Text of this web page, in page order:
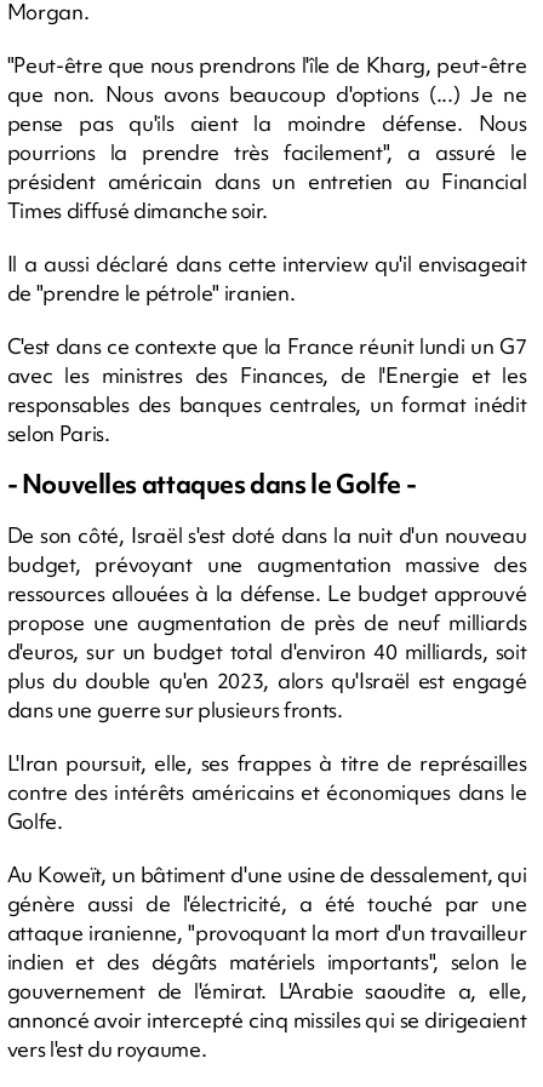
Morgan.
"Peut-être que nous prendrons l'île de Kharg, peut-être
que non. Nous avons beaucoup d'options (...) Je ne
pense pas qu'ils aient la moindre défense. Nous
pourrions la prendre très facilement", a assuré le
président américain dans un entretien au Financial
Times diffusé dimanche soir.
Il a aussi déclaré dans cette interview qu'il envisageait
de "prendre le pétrole" iranien.
C'est dans ce contexte que la France réunit lundi un G7
avec les ministres des Finances, de l'Energie et les
responsables des banques centrales, un format inédit
selon Paris.
- Nouvelles attaques dans le Golfe -
De son côté, Israël s'est doté dans la nuit d'un nouveau
budget, prévoyant une augmentation massive des
ressources allouées à la défense. Le budget approuvé
propose une augmentation de près de neuf milliards
d'euros, sur un budget total d'environ 40 milliards, soit
plus du double qu'en 2023, alors qu'Israël est engagé
dans une guerre sur plusieurs fronts.
L'Iran poursuit, elle, ses frappes à titre de représailles
contre des intérêts américains et économiques dans le
Golfe.
Au Koweït, un bâtiment d'une usine de dessalement, qui
génère aussi de l'électricité, a été touché par une
attaque iranienne, "provoquant la mort d'un travailleur
indien et des dégâts matériels importants", selon le
gouvernement de l'émirat. L'Arabie saoudite a, elle,
annoncé avoir intercepté cinq missiles qui se dirigeaient
vers l'est du royaume.